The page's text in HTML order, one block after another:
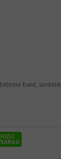
bant,
HIZLI
KARGO